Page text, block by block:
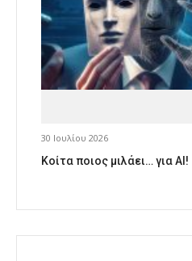
30 Ιουλίου 2026
Κοίτα ποιος μιλάει… για AI!